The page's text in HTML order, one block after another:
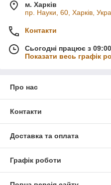
м. Харків
пр. Науки, 60, Харків,
Контакти
Сьогодні працює з
Показати весь графік
Про нас
Контакти
Доставка та оплата
Графік роботи